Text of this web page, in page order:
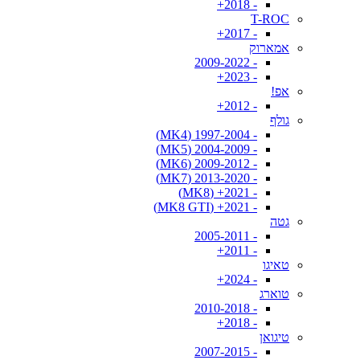
- 2018+
T-ROC
- 2017+
אמארוק
- 2009-2022
- 2023+
אפ!
- 2012+
גולף
- 1997-2004 (MK4)
- 2004-2009 (MK5)
- 2009-2012 (MK6)
- 2013-2020 (MK7)
- 2021+ (MK8)
- 2021+ (MK8 GTI)
גטה
- 2005-2011
- 2011+
טאיגו
- 2024+
טוארג
- 2010-2018
- 2018+
טיגואן
- 2007-2015